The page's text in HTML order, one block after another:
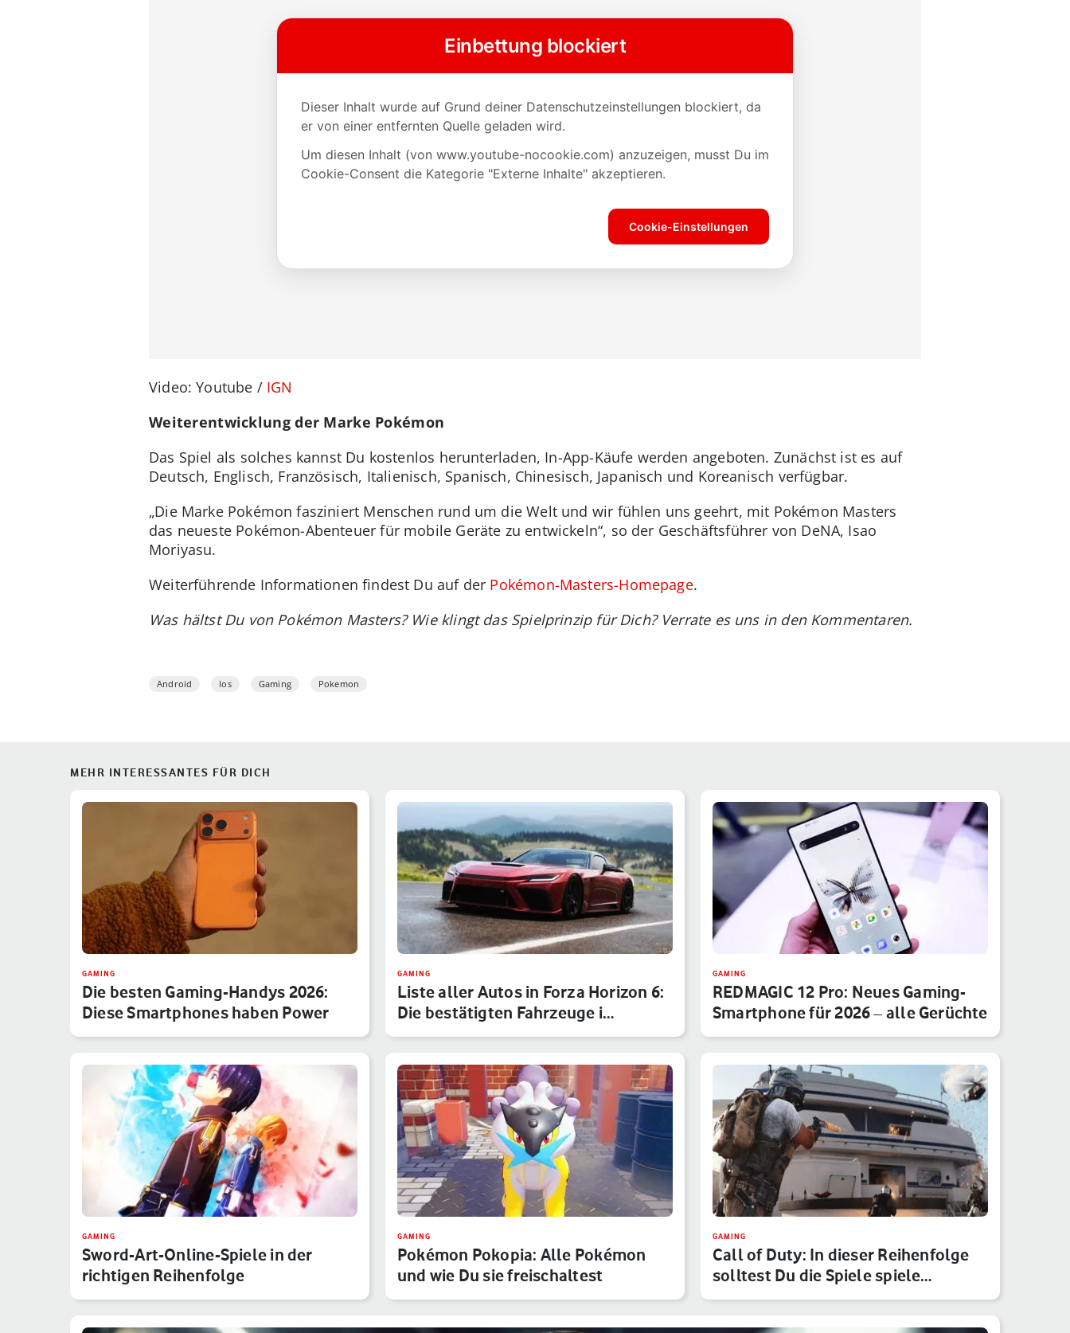
Video: Youtube / IGN
Weiterentwicklung der Marke Pokémon
Das Spiel als solches kannst Du kostenlos herunterladen, In-App-Käufe werden angeboten. Zunächst ist es auf
Deutsch, Englisch, Französisch, Italienisch, Spanisch, Chinesisch, Japanisch und Koreanisch verfügbar.
„Die Marke Pokémon fasziniert Menschen rund um die Welt und wir fühlen uns geehrt, mit Pokémon Masters
das neueste Pokémon-Abenteuer für mobile Geräte zu entwickeln“, so der Geschäftsführer von DeNA, Isao
Moriyasu.
Weiterführende Informationen findest Du auf der Pokémon-Masters-Homepage.
Was hältst Du von Pokémon Masters? Wie klingt das Spielprinzip für Dich? Verrate es uns in den Kommentaren.
Android Ios Gaming Pokemon
MEHR INTERESSANTES FÜR DICH
GAMING
Die besten Gaming-Handys 2026:
Diese Smartphones haben Power
GAMING
Liste aller Autos in Forza Horizon 6:
Die bestätigten Fahrzeuge i…
GAMING
REDMAGIC 12 Pro: Neues Gaming-
Smartphone für 2026 – alle Gerüchte
GAMING
Sword-Art-Online-Spiele in der
richtigen Reihenfolge
GAMING
Pokémon Pokopia: Alle Pokémon
und wie Du sie freischaltest
GAMING
Call of Duty: In dieser Reihenfolge
solltest Du die Spiele spiele…